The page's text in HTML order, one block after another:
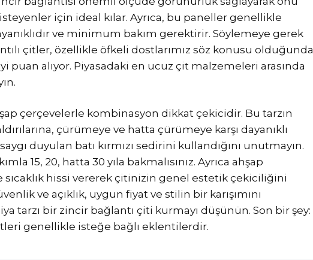
için ideal kılar. Ayrıca, bu paneller genellikle
ve minimum bakım gerektirir. Söylemeye gerek
çitler, özellikle öfkeli dostlarımız söz konusu olduğunda
puan alıyor. Piyasadaki en ucuz çit malzemeleri arasında
çerçevelerle kombinasyon dikkat çekicidir. Bu tarzın
çürümeye ve hatta çürümeye karşı dayanıklı
duyulan batı kırmızı sedirini kullandığını unutmayın.
15, 20, hatta 30 yıla bakmalısınız. Ayrıca ahşap
sıcaklık hissi vererek çitinizin genel estetik çekiciliğini
ve açıklık, uygun fiyat ve stilin bir karışımını
tarzı bir zincir bağlantı çiti kurmayı düşünün. Son bir şey:
genellikle isteğe bağlı eklentilerdir.